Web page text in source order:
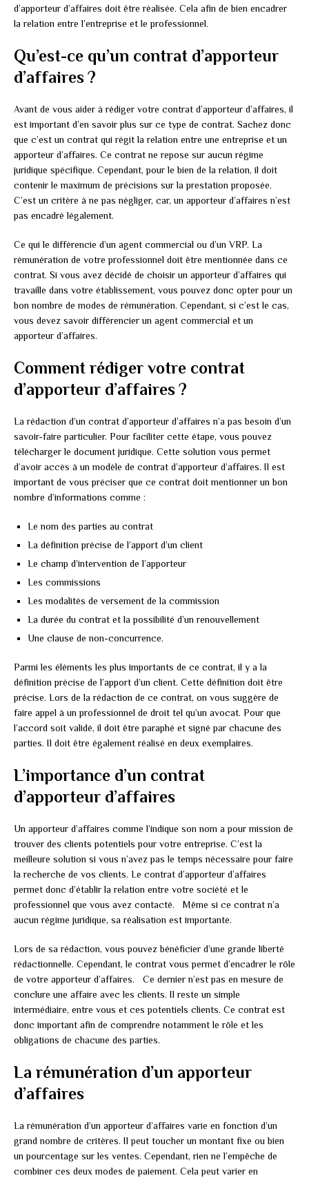
d’apporteur d’affaires doit être réalisée. Cela afin de bien encadrer
la relation entre l’entreprise et le professionnel.
Qu’est-ce qu’un contrat d’apporteur
d’affaires ?
Avant de vous aider à rédiger votre contrat d’apporteur d’affaires, il
est important d’en savoir plus sur ce type de contrat. Sachez donc
que c’est un contrat qui régit la relation entre une entreprise et un
apporteur d’affaires. Ce contrat ne repose sur aucun régime
juridique spécifique. Cependant, pour le bien de la relation, il doit
contenir le maximum de précisions sur la prestation proposée.
C’est un critère à ne pas négliger, car, un apporteur d’affaires n’est
pas encadré légalement.
Ce qui le différencie d’un agent commercial ou d’un VRP. La
rémunération de votre professionnel doit être mentionnée dans ce
contrat. Si vous avez décidé de choisir un apporteur d’affaires qui
travaille dans votre établissement, vous pouvez donc opter pour un
bon nombre de modes de rémunération. Cependant, si c’est le cas,
vous devez savoir différencier un agent commercial et un
apporteur d’affaires.
Comment rédiger votre contrat
d’apporteur d’affaires ?
La rédaction d’un contrat d’apporteur d’affaires n’a pas besoin d’un
savoir-faire particulier. Pour faciliter cette étape, vous pouvez
télécharger le document juridique. Cette solution vous permet
d’avoir accès à un modèle de contrat d’apporteur d’affaires. Il est
important de vous préciser que ce contrat doit mentionner un bon
nombre d’informations comme :
Le nom des parties au contrat
La définition précise de l’apport d’un client
Le champ d’intervention de l’apporteur
Les commissions
Les modalités de versement de la commission
La durée du contrat et la possibilité d’un renouvellement
Une clause de non-concurrence.
Parmi les éléments les plus importants de ce contrat, il y a la
définition précise de l’apport d’un client. Cette définition doit être
précise. Lors de la rédaction de ce contrat, on vous suggère de
faire appel à un professionnel de droit tel qu’un avocat. Pour que
l’accord soit validé, il doit être paraphé et signé par chacune des
parties. Il doit être également réalisé en deux exemplaires.
L’importance d’un contrat
d’apporteur d’affaires
Un apporteur d’affaires comme l’indique son nom a pour mission de
trouver des clients potentiels pour votre entreprise. C’est la
meilleure solution si vous n’avez pas le temps nécessaire pour faire
la recherche de vos clients. Le contrat d’apporteur d’affaires
permet donc d’établir la relation entre votre société et le
professionnel que vous avez contacté. Même si ce contrat n’a
aucun régime juridique, sa réalisation est importante.
Lors de sa rédaction, vous pouvez bénéficier d’une grande liberté
rédactionnelle. Cependant, le contrat vous permet d’encadrer le rôle
de votre apporteur d’affaires. Ce dernier n’est pas en mesure de
conclure une affaire avec les clients. Il reste un simple
intermédiaire, entre vous et ces potentiels clients. Ce contrat est
donc important afin de comprendre notamment le rôle et les
obligations de chacune des parties.
La rémunération d’un apporteur
d’affaires
La rémunération d’un apporteur d’affaires varie en fonction d’un
grand nombre de critères. Il peut toucher un montant fixe ou bien
un pourcentage sur les ventes. Cependant, rien ne l’empêche de
combiner ces deux modes de paiement. Cela peut varier en